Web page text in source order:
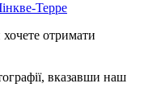
Терре
отримати
вказавши наш